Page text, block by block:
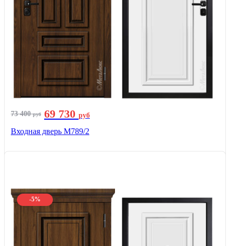
73 400руб 69 730 руб
Входная дверь М789/2
-5%